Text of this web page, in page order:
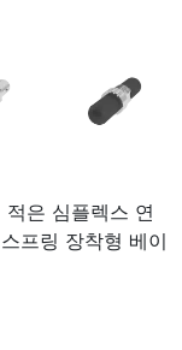
은 심플렉스 연
프링 장착형 베이